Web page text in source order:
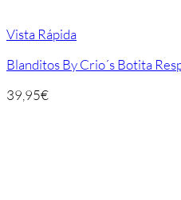
Vista Rápida
Blanditos By Crio´s Botita
39,95€